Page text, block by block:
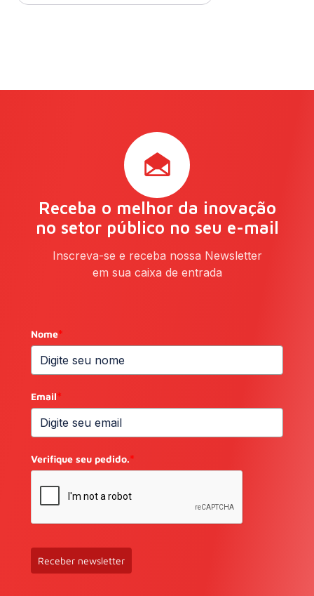
Receba o melhor da inovação
no setor público no seu e-mail
Inscreva-se e receba nossa Newsletter
em sua caixa de entrada
Nome*
Email*
Verifique seu pedido.*
Receber newsletter